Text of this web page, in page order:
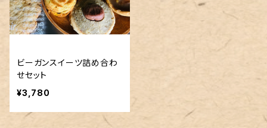
ビーガンスイーツ詰め合わ
せセット
¥3,780